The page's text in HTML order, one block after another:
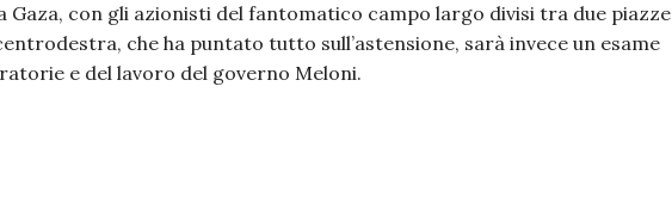
Gaza, con gli azionisti del fantomatico campo largo divisi tra due piazze
che ha puntato tutto sull’astensione, sarà invece un esame
e del lavoro del governo Meloni.